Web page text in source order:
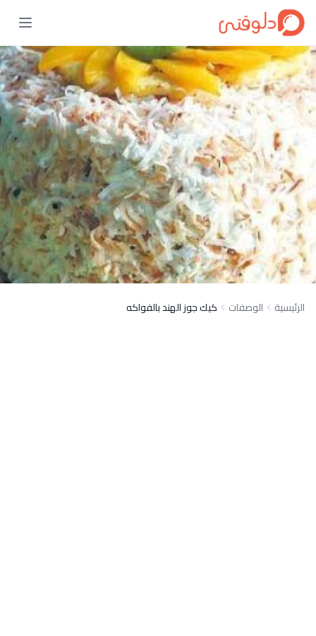
الرئيسية الوصفات كيك جوز الهند بالفواكه